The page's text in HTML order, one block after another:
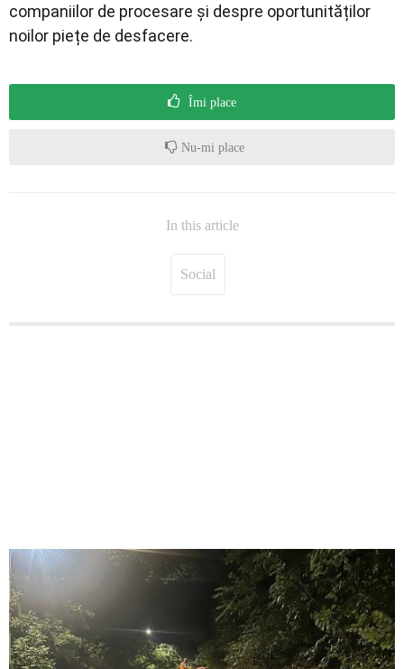
companiilor de procesare și despre oportunităților
noilor piețe de desfacere.
Îmi place
Nu-mi place
In this article
Social